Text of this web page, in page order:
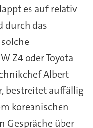
es auf relativ
durch das
Z4 oder Toyota
Albert
bestreitet auffällig
koreanischen
Gespräche über